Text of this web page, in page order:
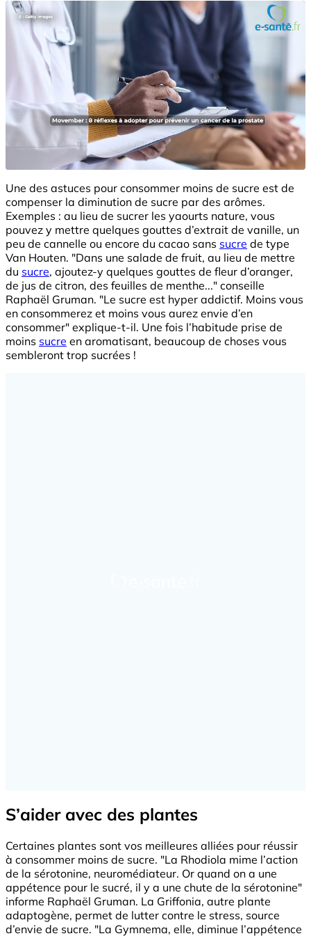
Une des astuces pour consommer moins de sucre est de
compenser la diminution de sucre par des arômes.
Exemples : au lieu de sucrer les yaourts nature, vous
pouvez y mettre quelques gouttes d’extrait de vanille, un
peu de cannelle ou encore du cacao sans sucre de type
Van Houten. "Dans une salade de fruit, au lieu de mettre
du sucre, ajoutez-y quelques gouttes de fleur d’oranger,
de jus de citron, des feuilles de menthe..." conseille
Raphaël Gruman. "Le sucre est hyper addictif. Moins vous
en consommerez et moins vous aurez envie d’en
consommer" explique-t-il. Une fois l’habitude prise de
moins sucre en aromatisant, beaucoup de choses vous
sembleront trop sucrées !
S’aider avec des plantes
Certaines plantes sont vos meilleures alliées pour réussir
à consommer moins de sucre. "La Rhodiola mime l’action
de la sérotonine, neuromédiateur. Or quand on a une
appétence pour le sucré, il y a une chute de la sérotonine"
informe Raphaël Gruman. La Griffonia, autre plante
adaptogène, permet de lutter contre le stress, source
d’envie de sucre. "La Gymnema, elle, diminue l’appétence